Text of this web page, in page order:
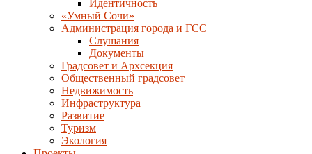
Идентичность
«Умный Сочи»
Администрация города и ГСС
Слушания
Документы
Градсовет и Архсекция
Общественный градсовет
Недвижимость
Инфраструктура
Развитие
Туризм
Экология